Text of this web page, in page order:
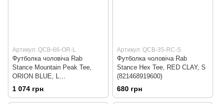
Артикул: QCB-66-OR-L
Футболка чоловіча Rab
Stance Mountain Peak Tee,
ORION BLUE, L
(5059913051802)
1 074 грн
Артикул: QCB-35-RC-S
Футболка чоловіча Rab
Stance Hex Tee, RED CLAY, S
(821468919600)
680 грн